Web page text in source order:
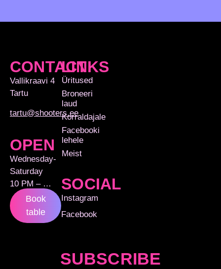
CONTACT
Vallikraavi 4
Tartu
tartu@shooters.ee
OPEN
Wednesday-
Saturday
10 PM – …
Book
table
LINKS
Üritused
Broneeri
laud
Korraldajale
Facebooki
lehele
Meist
SOCIAL
Instagram
Facebook
SUBSCRIBE